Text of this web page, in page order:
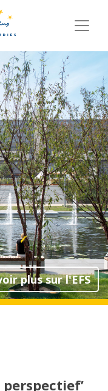
plus sur l'EFS
perspectief’